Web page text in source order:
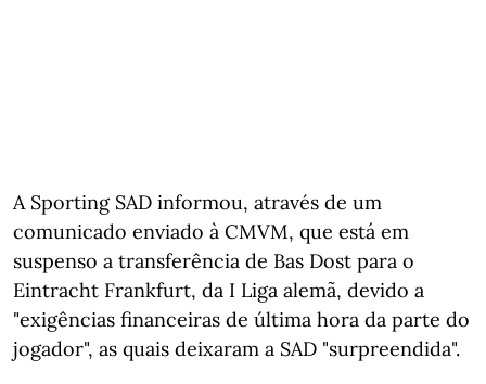
A Sporting SAD informou, através de um
comunicado enviado à CMVM, que está em
suspenso a transferência de Bas Dost para o
Eintracht Frankfurt, da I Liga alemã, devido a
"exigências financeiras de última hora da parte do
jogador", as quais deixaram a SAD "surpreendida".